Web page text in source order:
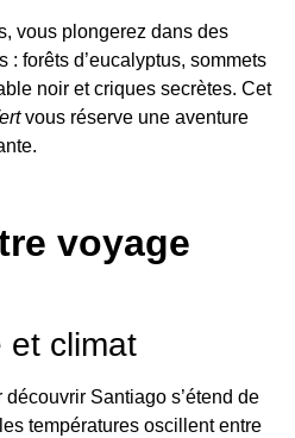
vous plongerez dans des
: forêts d’eucalyptus, sommets
noir et criques secrètes. Cet
vous réserve une aventure
voyage
et climat
Santiago s’étend de
températures oscillent entre